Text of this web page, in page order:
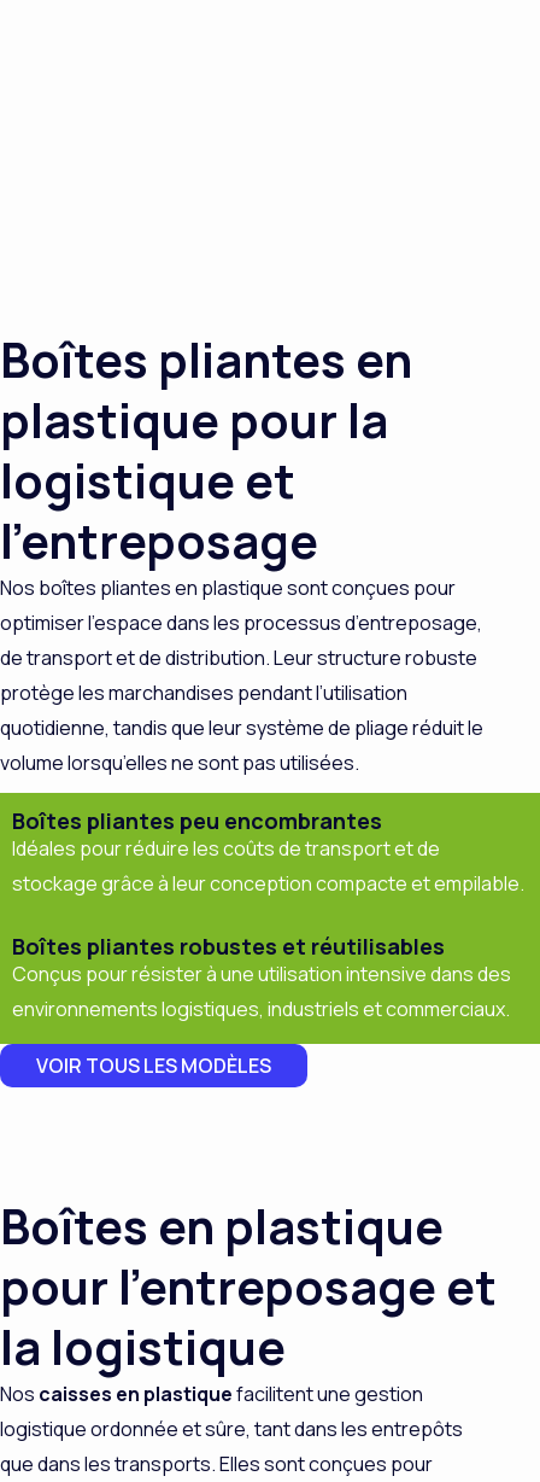
Boîtes pliantes en
plastique pour la
logistique et
l'entreposage
Nos boîtes pliantes en plastique sont conçues pour
optimiser l’espace dans les processus d’entreposage,
de transport et de distribution. Leur structure robuste
protège les marchandises pendant l’utilisation
quotidienne, tandis que leur système de pliage réduit le
volume lorsqu’elles ne sont pas utilisées.
Boîtes pliantes peu encombrantes
Idéales pour réduire les coûts de transport et de
stockage grâce à leur conception compacte et empilable.
Boîtes pliantes robustes et réutilisables
Conçus pour résister à une utilisation intensive dans des
environnements logistiques, industriels et commerciaux.
VOIR TOUS LES MODÈLES
Boîtes en plastique
pour l'entreposage et
la logistique
Nos caisses en plastiquefacilitent une gestion
logistique ordonnée et sûre, tant dans les entrepôts
que dans les transports. Elles sont conçues pour